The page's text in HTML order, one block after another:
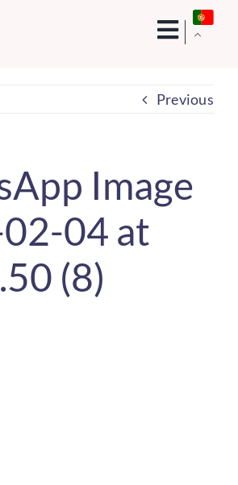
Previous
Image
04 at
(8)